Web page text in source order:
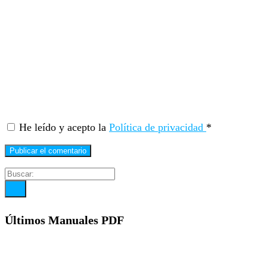
He leído y acepto la Política de privacidad *
Últimos Manuales PDF